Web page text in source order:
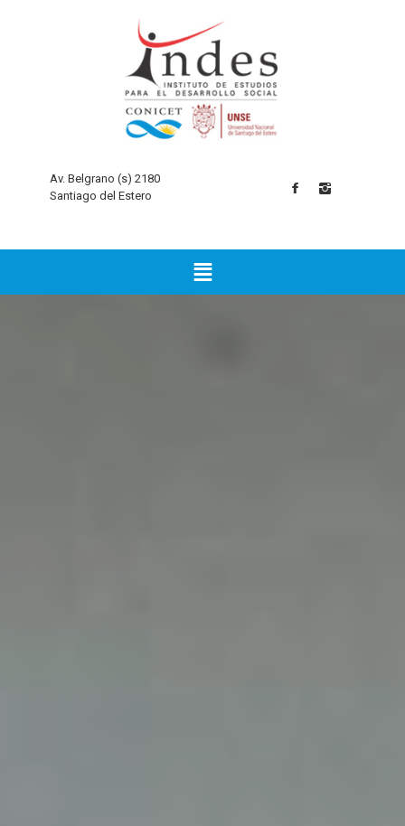
Av. Belgrano (s) 2180
Santiago del Estero